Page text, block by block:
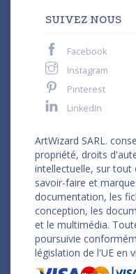
SUIVEZ NOUS
Facebook
Instagram
Pinterest
LinkedIn
ArtWizard SARL.
propriété, droits
intellectuelle, sur tout
savoir-faire et
documentation, les
conception, les
et le multimédia.
poursuivie
législation de l'UE en